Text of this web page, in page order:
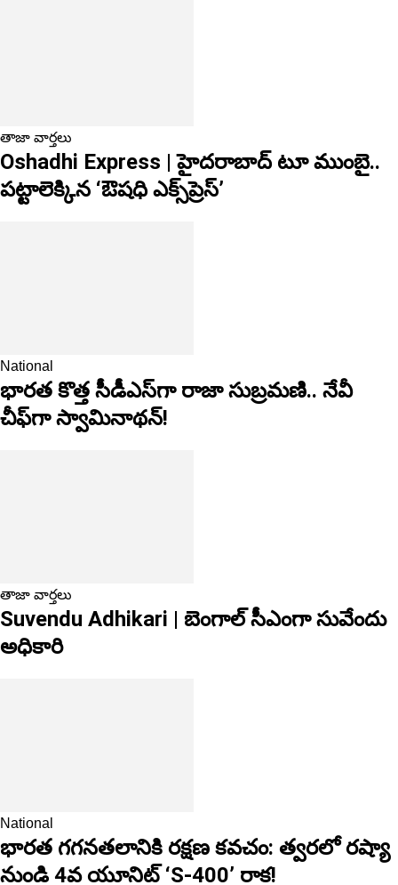
తాజా వార్తలు
Oshadhi Express | హైదరాబాద్ టూ ముంబై..
పట్టాలెక్కిన ‘ఔషధి ఎక్స్‌ప్రెస్’
National
భారత కొత్త సీడీఎస్‌గా రాజా సుబ్రమణి.. నేవీ
చీఫ్‌గా స్వామినాథన్!
తాజా వార్తలు
Suvendu Adhikari | బెంగాల్ సీఎంగా సువేందు
అధికారి
National
భారత గగనతలానికి రక్షణ కవచం: త్వరలో రష్యా
నుండి 4వ యూనిట్ ‘S-400’ రాక!